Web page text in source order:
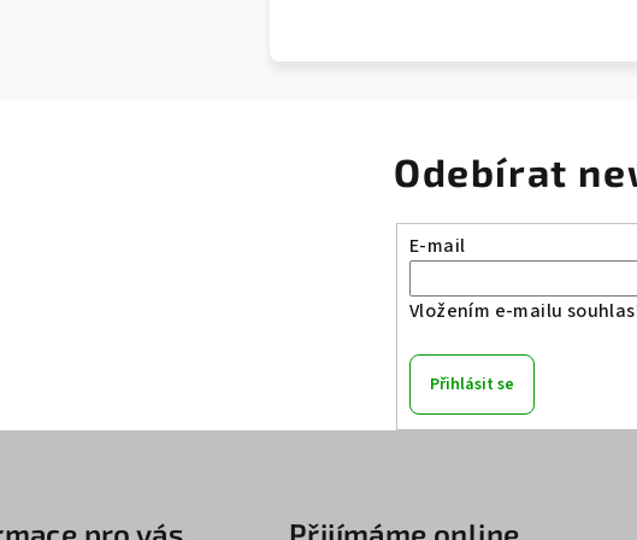
Odebírat
E-mail
Vložením e-mailu
Přihlásit se